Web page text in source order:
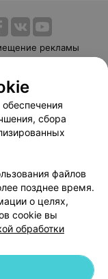
рекламы
оплаты
Республика Беларусь,
сбора
файлов
позднее время.
о целях,
cookie вы
обработки